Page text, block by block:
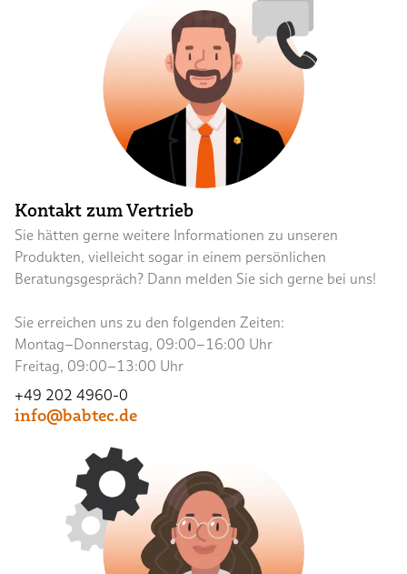
Kontakt zum Vertrieb
Sie hätten gerne weitere Informationen zu unseren
Produkten, vielleicht sogar in einem persönlichen
Beratungsgespräch? Dann melden Sie sich gerne bei uns!
Sie erreichen uns zu den folgenden Zeiten:
Montag–Donnerstag, 09:00–16:00 Uhr
Freitag, 09:00–13:00 Uhr
+49 202 4960-0
info@babtec.de